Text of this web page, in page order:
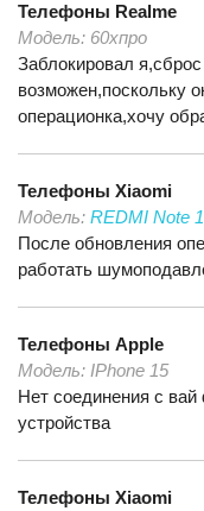
Телефоны Realme
Модель: 60хпро
Заблокировал
возможен,поскольку
операционка,хочу
Телефоны Xiaomi
Модель: REDMI Note
После обновления
работать
Телефоны Apple
Модель: IPhone 15
Нет соединения с вай
устройства
Телефоны Xiaomi